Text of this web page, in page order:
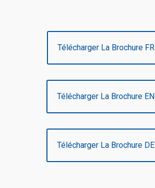
Télécharger La Brochure FR
Télécharger La Brochure EN
Télécharger La Brochure DE